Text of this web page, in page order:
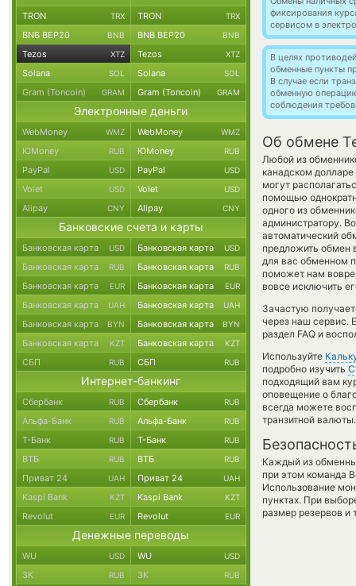
фиксирования
сервисом в
В целях
обменные пункты
В случае если
обменную
соблюдения
Об обмене
Любой из
канадском
могут
помощью
одного из
администратору.
автоматический
предложить обмен
для вас обменном
поможет нам
вовсе исключить
Зачастую
через наш сервис.
раздел FAQ и
Используйте
подробно изучить
подходящий вам
оповещение о
всегда можете
транзитной валюты.
Каждый из
при этом команда
Использование
пунктах. При
размер резервов и
TRON TRX TRON TRX
BNB BEP20 BNB BNB BEP20 BNB
Tezos XTZ Tezos XTZ
Solana SOL Solana SOL
Gram (Toncoin) GRAM Gram (Toncoin) GRAM
Электронные деньги
WebMoney WMZ WebMoney WMZ
ЮMoney RUB ЮMoney RUB
PayPal USD PayPal USD
Volet USD Volet USD
Alipay CNY Alipay CNY
Банковские счета и карты
Банковская карта USD Банковская карта USD
Банковская карта RUB Банковская карта RUB
Банковская карта EUR Банковская карта EUR
Банковская карта UAH Банковская карта UAH
Банковская карта BYN Банковская карта BYN
Банковская карта KZT Банковская карта KZT
СБП RUB СБП RUB
Интернет-банкинг
Сбербанк RUB Сбербанк RUB
Альфа-Банк RUB Альфа-Банк RUB
Т-Банк RUB Т-Банк RUB
ВТБ RUB ВТБ RUB
Приват 24 UAH Приват 24 UAH
Kaspi Bank KZT Kaspi Bank KZT
Revolut EUR Revolut EUR
Денежные переводы
WU USD WU USD
ЗК RUB ЗК RUB